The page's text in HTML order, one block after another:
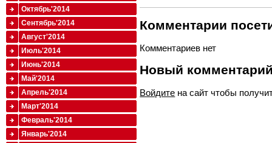
Комментарии
Комментариев нет
Новый
Войдите на сайт чтобы
Октябрь'2014
Сентябрь'2014
Август'2014
Июль'2014
Июнь'2014
Май'2014
Апрель'2014
Март'2014
Февраль'2014
Январь'2014